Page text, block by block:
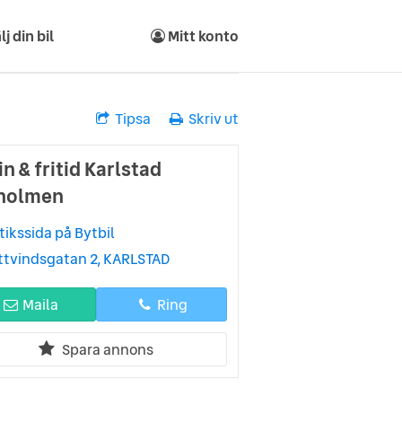
din bil Mitt konto
Tipsa Skriv ut
& fritid Karlstad
på Bytbil
2, KARLSTAD
Maila Ring
Spara annons